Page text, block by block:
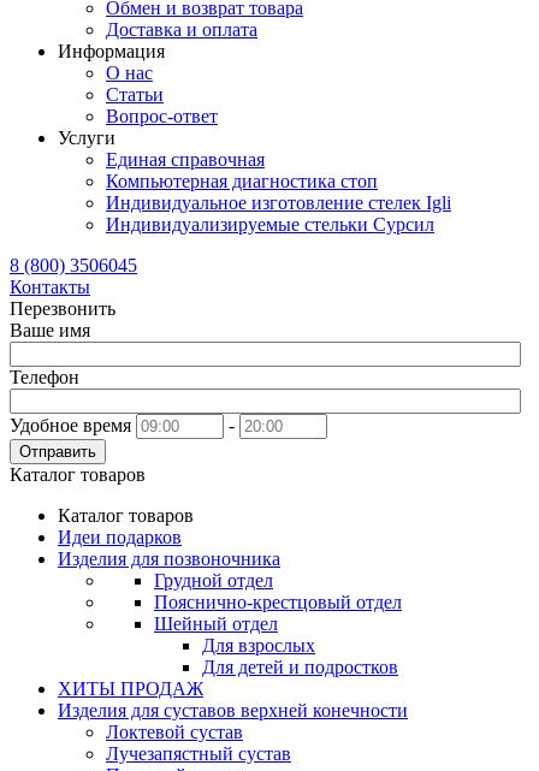
Обмен и возврат товара
Доставка и оплата
Информация
О нас
Статьи
Вопрос-ответ
Услуги
Единая справочная
Компьютерная диагностика стоп
Индивидуальное изготовление стелек Igli
Индивидуализируемые стельки Сурсил
8 (800) 3506045
Контакты
Перезвонить
Ваше имя
Телефон
Удобное время -
Отправить
Каталог товаров
Каталог товаров
Идеи подарков
Изделия для позвоночника
Грудной отдел
Пояснично-крестцовый отдел
Шейный отдел
Для взрослых
Для детей и подростков
ХИТЫ ПРОДАЖ
Изделия для суставов верхней конечности
Локтевой сустав
Лучезапястный сустав